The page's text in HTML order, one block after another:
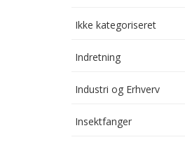
Ikke kategoriseret
Indretning
Industri og Erhverv
Insektfanger